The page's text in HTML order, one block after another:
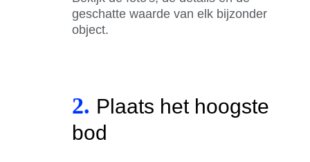
geschatte waarde van elk bijzonder
object.
2. Plaats het hoogste
bod